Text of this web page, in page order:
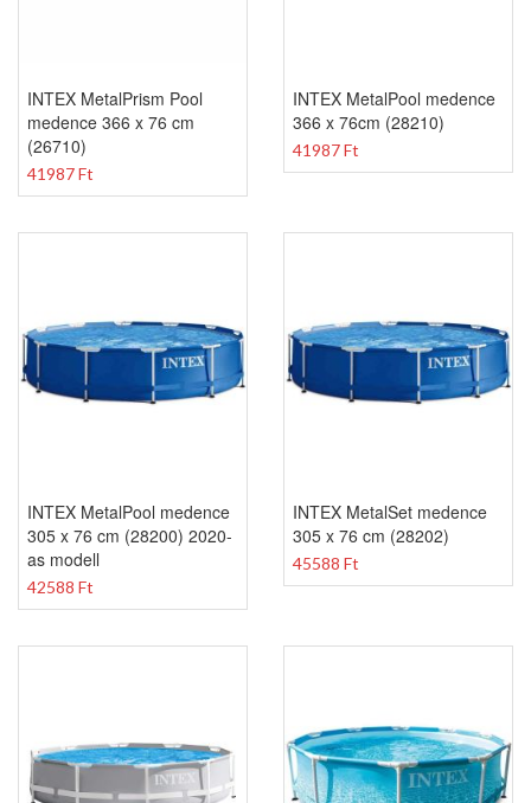
INTEX MetalPrism Pool
medence 366 x 76 cm
(26710)
41987 Ft
INTEX MetalPool medence
366 x 76cm (28210)
41987 Ft
INTEX MetalPool medence
305 x 76 cm (28200) 2020-
as modell
42588 Ft
INTEX MetalSet medence
305 x 76 cm (28202)
45588 Ft